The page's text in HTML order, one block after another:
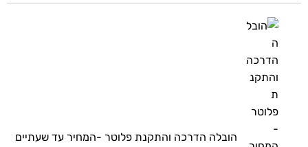
הובלה הדרכה והתקנת פלוטר -המחיר עד שעתיים